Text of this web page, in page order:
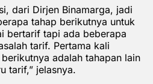
dari Dirjen Binamarga, jadi
tahap berikutnya untuk
bertarif tapi ada beberapa
tarif. Pertama kali
adalah tahapan lain
tarif,” jelasnya.